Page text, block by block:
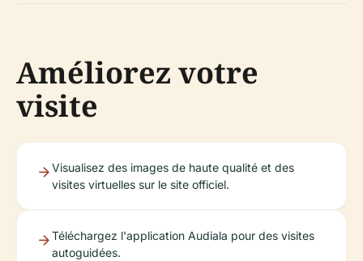
Améliorez votre
visite
Visualisez des images de haute qualité et des
visites virtuelles sur le site officiel.
Téléchargez l'application Audiala pour des visites
autoguidées.